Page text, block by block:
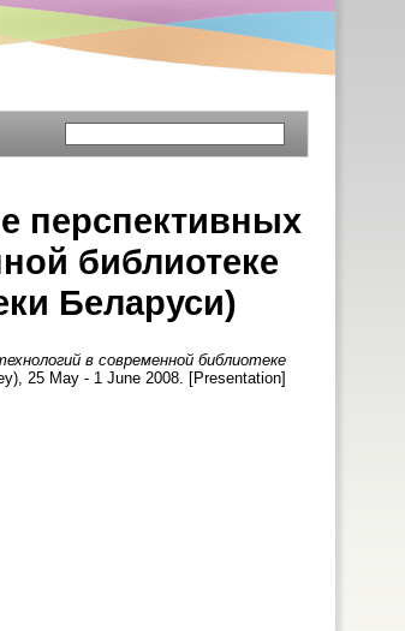
перспективных
библиотеке
Беларуси)
в современной библиотеке
25 May - 1 June 2008. [Presentation]